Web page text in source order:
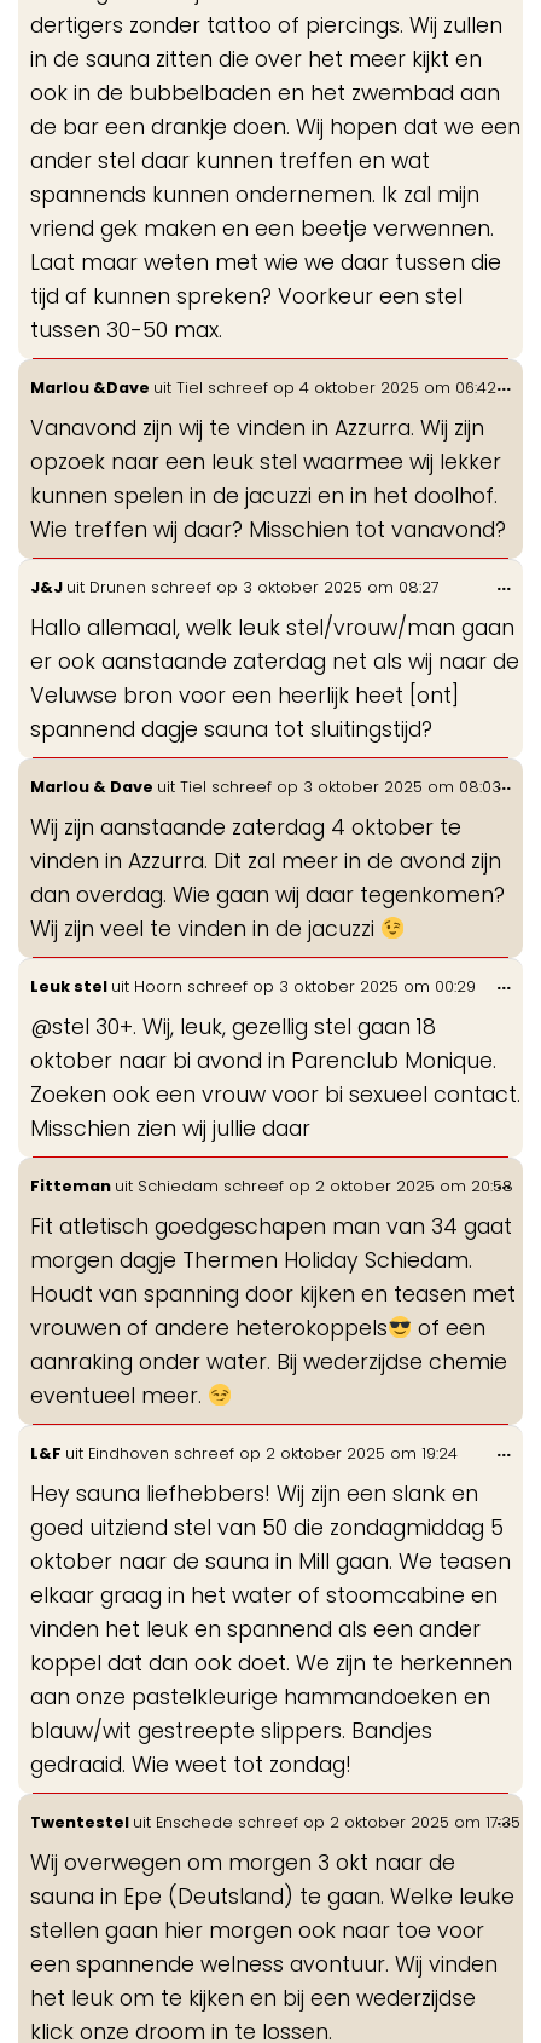
dertigers zonder tattoo of piercings. Wij zullen
in de sauna zitten die over het meer kijkt en
ook in de bubbelbaden en het zwembad aan
de bar een drankje doen. Wij hopen dat we een
ander stel daar kunnen treffen en wat
spannends kunnen ondernemen. Ik zal mijn
vriend gek maken en een beetje verwennen.
Laat maar weten met wie we daar tussen die
tijd af kunnen spreken? Voorkeur een stel
tussen 30-50 max.
Marlou &Dave uit Tiel schreef op 4 oktober 2025 om 06:42
Vanavond zijn wij te vinden in Azzurra. Wij zijn
opzoek naar een leuk stel waarmee wij lekker
kunnen spelen in de jacuzzi en in het doolhof.
Wie treffen wij daar? Misschien tot vanavond?
...
J&J uit Drunen schreef op 3 oktober 2025 om 08:27
Hallo allemaal, welk leuk stel/vrouw/man gaan
er ook aanstaande zaterdag net als wij naar de
Veluwse bron voor een heerlijk heet [ont]
spannend dagje sauna tot sluitingstijd?
...
Marlou & Dave uit Tiel schreef op 3 oktober 2025 om 08:03
Wij zijn aanstaande zaterdag 4 oktober te
vinden in Azzurra. Dit zal meer in de avond zijn
dan overdag. Wie gaan wij daar tegenkomen?
Wij zijn veel te vinden in de jacuzzi
...
Leuk stel uit Hoorn schreef op 3 oktober 2025 om 00:29
@stel 30+. Wij, leuk, gezellig stel gaan 18
oktober naar bi avond in Parenclub Monique.
Zoeken ook een vrouw voor bi sexueel contact.
Misschien zien wij jullie daar
...
Fitteman uit Schiedam schreef op 2 oktober 2025 om 20:58
Fit atletisch goedgeschapen man van 34 gaat
morgen dagje Thermen Holiday Schiedam.
Houdt van spanning door kijken en teasen met
vrouwen of andere heterokoppels
of een
aanraking onder water. Bij wederzijdse chemie
eventueel meer.
...
L&F uit Eindhoven schreef op 2 oktober 2025 om 19:24
Hey sauna liefhebbers! Wij zijn een slank en
goed uitziend stel van 50 die zondagmiddag 5
oktober naar de sauna in Mill gaan. We teasen
elkaar graag in het water of stoomcabine en
vinden het leuk en spannend als een ander
koppel dat dan ook doet. We zijn te herkennen
aan onze pastelkleurige hammandoeken en
blauw/wit gestreepte slippers. Bandjes
gedraaid. Wie weet tot zondag!
...
Twentestel uit Enschede schreef op 2 oktober 2025 om 17:35
Wij overwegen om morgen 3 okt naar de
sauna in Epe (Deutsland) te gaan. Welke leuke
stellen gaan hier morgen ook naar toe voor
een spannende welness avontuur. Wij vinden
het leuk om te kijken en bij een wederzijdse
klick onze droom in te lossen.
...